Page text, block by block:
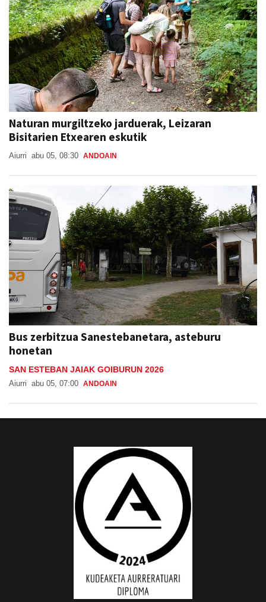
Naturan murgiltzeko jarduerak, Leizaran
Bisitarien Etxearen eskutik
Aiurri abu 05, 08:30 ANDOAIN
Bus zerbitzua Sanestebanetara, asteburu
honetan
SAN ESTEBAN JAIAK GOIBURUN 2026
Aiurri abu 05, 07:00 ANDOAIN